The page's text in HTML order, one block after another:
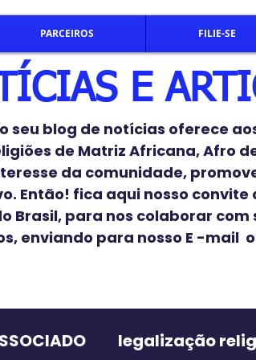
PARCEIROS FILIE-SE
E
seu blog de notícias oferece
de Matriz Africana, Afro
da comunidade,
Então! fica aqui nosso convite
Brasil, para nos colaborar
enviando para nosso E -mail
legalização